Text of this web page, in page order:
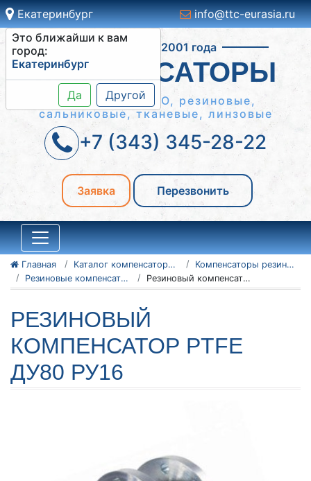
Екатеринбург
Это ближайши к вам
город:
Екатеринбург
Да Другой
info@ttc-eurasia.ru
Работаем с 2001 года
КОМПЕНСАТОРЫ
Сильфонные КСО, резиновые,
сальниковые, тканевые, линзовые
+7 (343) 345-28-22
Заявка Перезвонить
Главная Каталог компенсаторов
Компенсаторы резиновые антивибрационные
Резиновые компенсаторы PTFE
Резиновый компенсатор PTFE Ду80 Ру16
РЕЗИНОВЫЙ
КОМПЕНСАТОР PTFE
ДУ80 РУ16